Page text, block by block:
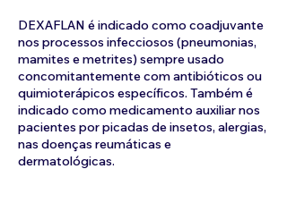
DEXAFLAN é indicado como coadjuvante
nos processos infecciosos (pneumonias,
mamites e metrites) sempre usado
concomitantemente com antibióticos ou
quimioterápicos específicos. Também é
indicado como medicamento auxiliar nos
pacientes por picadas de insetos, alergias,
nas doenças reumáticas e
dermatológicas.